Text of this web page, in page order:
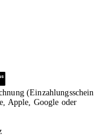
(Einzahlungsschein
Apple, Google oder